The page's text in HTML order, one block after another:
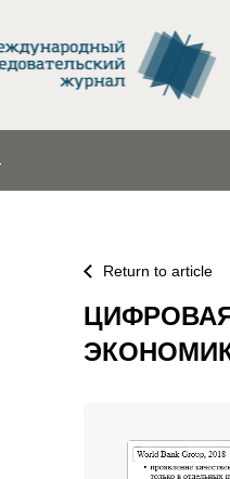
Return to article